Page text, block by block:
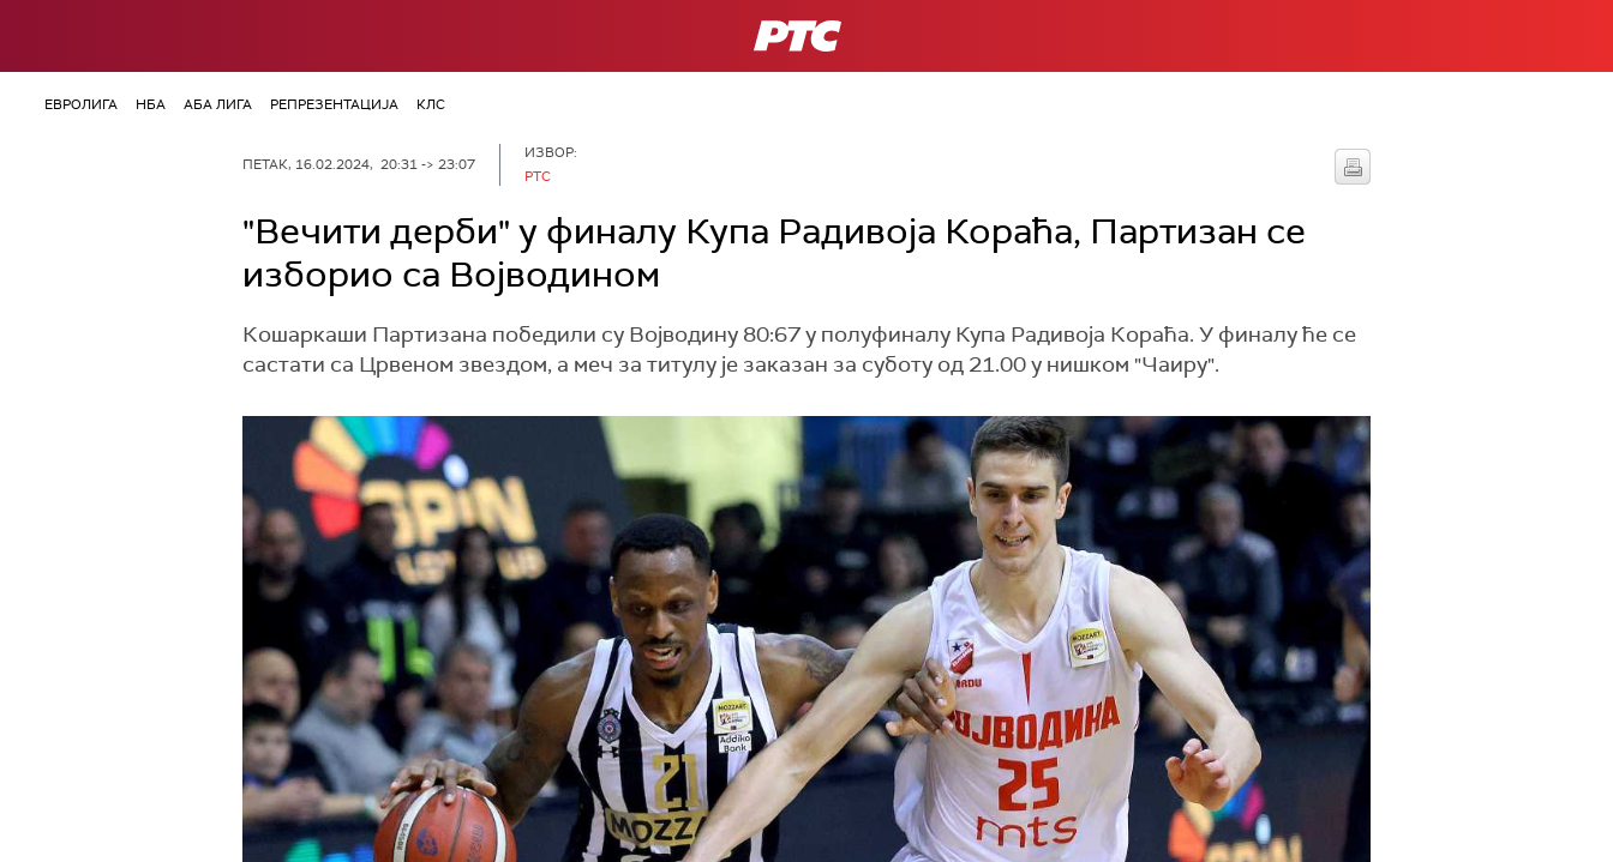
РТС
ЕВРОЛИГА НБА АБА ЛИГА РЕПРЕЗЕНТАЦИЈА КЛС
ПЕТАК, 16.02.2024, 20:31 -> 23:07
ИЗВОР:
РТС
"Вечити дерби" у финалу Купа Радивоја Кораћа, Партизан се
изборио са Војводином
Кошаркаши Партизана победили су Војводину 80:67 у полуфиналу Купа Радивоја Кораћа. У финалу ће се
састати са Црвеном звездом, а меч за титулу је заказан за суботу од 21.00 у нишком "Чаиру".